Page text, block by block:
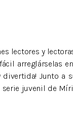
lectores y
arreglárselas
Junto a
juvenil de